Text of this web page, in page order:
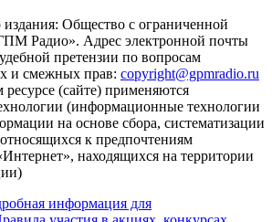
издания: Общество с ограниченной
Радио». Адрес электронной почты
претензии по вопросам
и смежных прав: copyright@gpmradio.ru
(сайте) применяются
(информационные технологии
на основе сбора, систематизации
к предпочтениям
находящихся на территории
информация для